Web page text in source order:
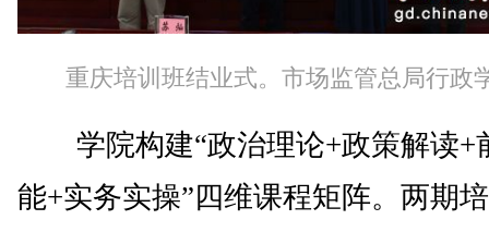
重庆培训班结业式。市场监管总局行政
学院构建“政治理论+政策解读+
能+实务实操”四维课程矩阵。两期